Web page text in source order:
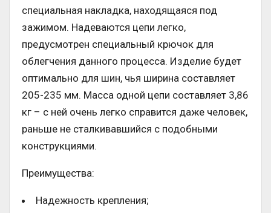
специальная накладка, находящаяся под
зажимом. Надеваются цепи легко,
предусмотрен специальный крючок для
облегчения данного процесса. Изделие будет
оптимально для шин, чья ширина составляет
205-235 мм. Масса одной цепи составляет 3,86
кг – с ней очень легко справится даже человек,
раньше не сталкивавшийся с подобными
конструкциями.
Преимущества:
Надежность крепления;